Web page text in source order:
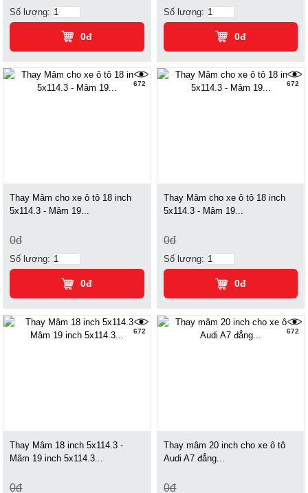
Số lượng:
0đ
Số lượng:
0đ
672
Thay Mâm cho xe ô tô 18 inch
5x114.3 - Mâm 19...
0đ
Số lượng:
0đ
672
Thay Mâm cho xe ô tô 18 inch
5x114.3 - Mâm 19...
0đ
Số lượng:
0đ
672
Thay Mâm 18 inch 5x114.3 -
Mâm 19 inch 5x114.3...
0đ
672
Thay mâm 20 inch cho xe ô tô
Audi A7 đẳng...
0đ